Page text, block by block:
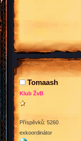
Tomaash
Klub ŽvB
Příspěvků: 5260
exkoordinátor